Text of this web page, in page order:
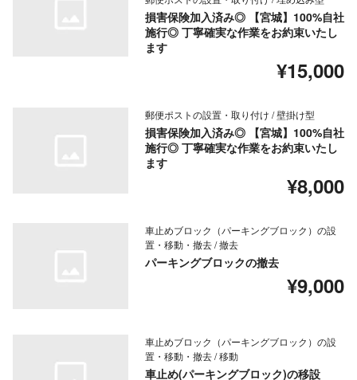
損害保険加入済み◎ 【宮城】100%自社
施行◎ 丁寧確実な作業をお約束いたし
ます
¥15,000
郵便ポストの設置・取り付け / 壁掛け型
損害保険加入済み◎ 【宮城】100%自社
施行◎ 丁寧確実な作業をお約束いたし
ます
¥8,000
車止めブロック（パーキングブロック）の設
置・移動・撤去 / 撤去
パーキングブロックの撤去
¥9,000
車止めブロック（パーキングブロック）の設
置・移動・撤去 / 移動
車止め(パーキングブロック)の移設